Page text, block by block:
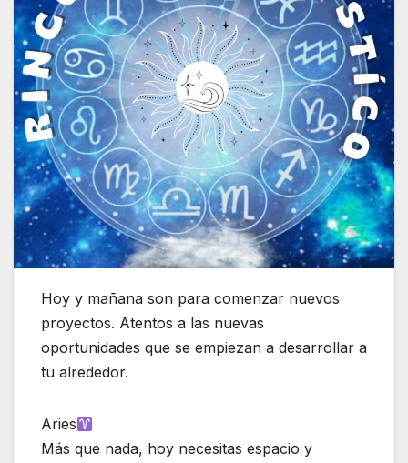
Hoy y mañana son para comenzar nuevos
proyectos. Atentos a las nuevas
oportunidades que se empiezan a desarrollar a
tu alrededor.
Aries
Más que nada, hoy necesitas espacio y